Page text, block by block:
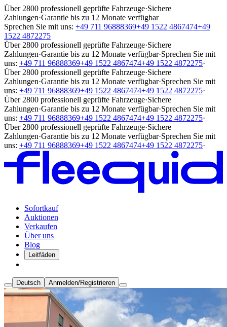
Über 2800 professionell geprüfte Fahrzeuge·Sichere
Zahlungen·Garantie bis zu 12 Monate verfügbar
Sprechen Sie mit uns: +49 711 96888369+49 1522 4867474+49
1522 4872275
Über 2800 professionell geprüfte Fahrzeuge·Sichere
Zahlungen·Garantie bis zu 12 Monate verfügbar·Sprechen Sie mit
uns: +49 711 96888369+49 1522 4867474+49 1522 4872275·
Über 2800 professionell geprüfte Fahrzeuge·Sichere
Zahlungen·Garantie bis zu 12 Monate verfügbar·Sprechen Sie mit
uns: +49 711 96888369+49 1522 4867474+49 1522 4872275·
Über 2800 professionell geprüfte Fahrzeuge·Sichere
Zahlungen·Garantie bis zu 12 Monate verfügbar·Sprechen Sie mit
uns: +49 711 96888369+49 1522 4867474+49 1522 4872275·
Über 2800 professionell geprüfte Fahrzeuge·Sichere
Zahlungen·Garantie bis zu 12 Monate verfügbar·Sprechen Sie mit
uns: +49 711 96888369+49 1522 4867474+49 1522 4872275·
Sofortkauf
Auktionen
Verkaufen
Über uns
Blog
Leitfäden
Deutsch Anmelden/Registrieren